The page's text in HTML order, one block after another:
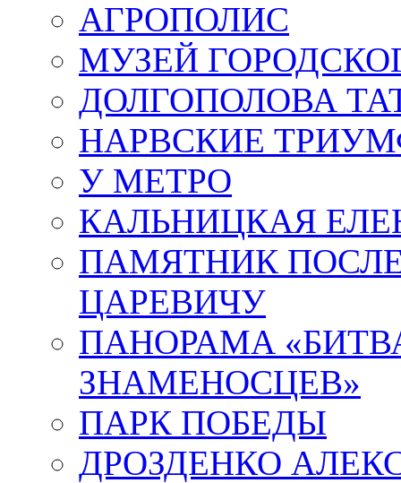
АГРОПОЛИС
МУЗЕЙ
ДОЛГОПОЛОВА
НАРВСКИЕ
У МЕТРО
КАЛЬНИЦКАЯ
ПАМЯТНИК
ЦАРЕВИЧУ
ПАНОРАМА
ЗНАМЕНОСЦЕВ»
ПАРК ПОБЕДЫ
ДРОЗДЕНКО